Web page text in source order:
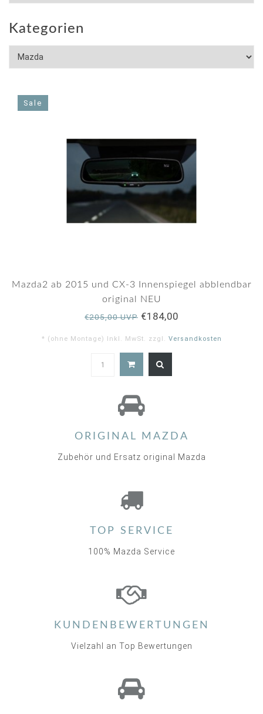
Kategorien
Sale
Mazda2 ab 2015 und CX-3 Innenspiegel abblendbar
original NEU
€205,00 UVP €184,00
* (ohne Montage) Inkl. MwSt. zzgl. Versandkosten
ORIGINAL MAZDA
Zubehör und Ersatz original Mazda
TOP SERVICE
100% Mazda Service
KUNDENBEWERTUNGEN
Vielzahl an Top Bewertungen